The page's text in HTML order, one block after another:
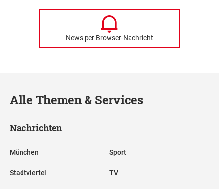
News per Browser-Nachricht
Alle Themen & Services
Nachrichten
München
Stadtviertel
Sport
TV